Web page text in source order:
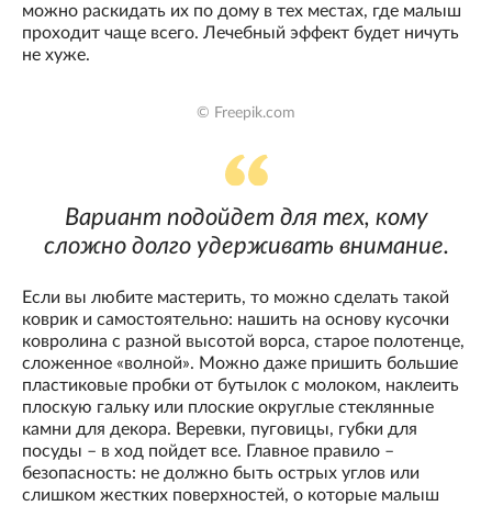
можно раскидать их по дому в тех местах, где малыш
проходит чаще всего. Лечебный эффект будет ничуть
не хуже.
© Freepik.com
Вариант подойдет для тех, кому
сложно долго удерживать внимание.
Если вы любите мастерить, то можно сделать такой
коврик и самостоятельно: нашить на основу кусочки
ковролина с разной высотой ворса, старое полотенце,
сложенное «волной». Можно даже пришить большие
пластиковые пробки от бутылок с молоком, наклеить
плоскую гальку или плоские округлые стеклянные
камни для декора. Веревки, пуговицы, губки для
посуды – в ход пойдет все. Главное правило –
безопасность: не должно быть острых углов или
слишком жестких поверхностей, о которые малыш